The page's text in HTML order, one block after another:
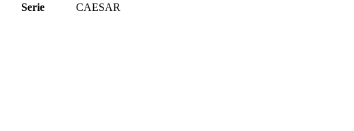
Serie
CAESAR